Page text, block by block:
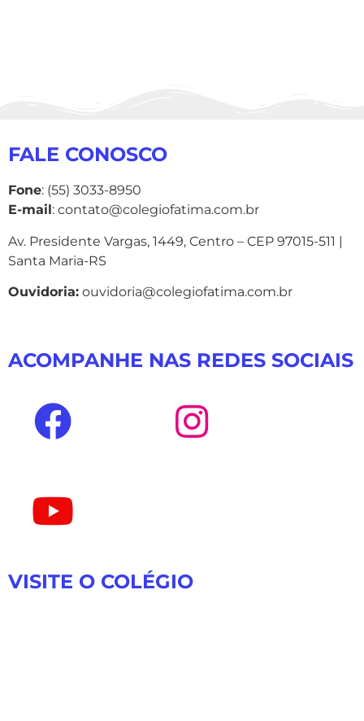
FALE CONOSCO
Fone: (55) 3033-8950
E-mail: contato@colegiofatima.com.br
Av. Presidente Vargas, 1449, Centro – CEP 97015-511 |
Santa Maria-RS
Ouvidoria: ouvidoria@colegiofatima.com.br
ACOMPANHE NAS REDES SOCIAIS
VISITE O COLÉGIO